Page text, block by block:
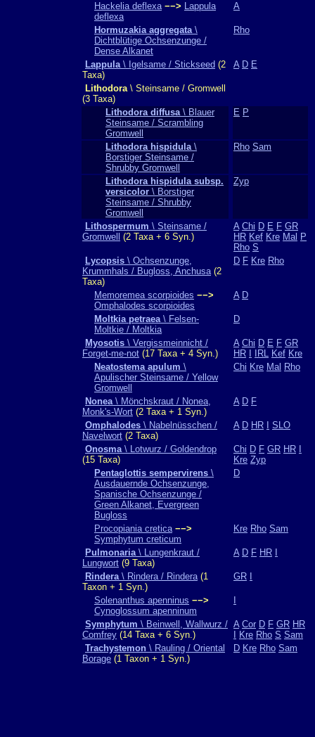
Hackelia deflexa −−> Lappula
deflexa
A
Hormuzakia aggregata\
Dichtblütige Ochsenzunge /
Dense Alkanet
Rho
Lappula\ Igelsame / Stickseed (2
Taxa)
A D E
Lithodora\ Steinsame / Gromwell
(3 Taxa)
Lithodora diffusa\ Blauer
Steinsame / Scrambling
Gromwell
E P
Lithodora hispidula\
Borstiger Steinsame /
Shrubby Gromwell
Rho Sam
Lithodora hispidula subsp.
versicolor \ Borstiger
Steinsame / Shrubby
Gromwell
Zyp
Lithospermum \ Steinsame /
Gromwell
(2 Taxa + 6 Syn.)
A Chi D E F GR
HR Kef Kre Mal P
Rho S
Lycopsis \ Ochsenzunge,
Krummhals / Bugloss, Anchusa(2
Taxa)
D F Kre Rho
Memoremea scorpioides −−>
Omphalodes scorpioides
A D
Moltkia petraea\ Felsen-
Moltkie / Moltkia
D
Myosotis \ Vergissmeinnicht /
Forget-me-not (17 Taxa + 4 Syn.)
A Chi D E F GR
HR
IRL Kef Kre
Neatostema apulum \
Apulischer Steinsame / Yellow
Gromwell
Chi Kre Mal Rho
Nonea\ Mönchskraut / Nonea,
Monk's-Wort (2 Taxa + 1 Syn.)
A D F
Omphalodes \ Nabelnüsschen /
Navelwort (2 Taxa)
A D HR SLO
Onosma\ Lotwurz / Goldendrop
(15 Taxa)
Chi D F GR HR
Kre Zyp
Pentaglottis sempervirens \
Ausdauernde Ochsenzunge,
Spanische Ochsenzunge /
Green Alkanet, Evergreen
Bugloss
D
Procopiania cretica −−>
Symphytum creticum
Kre Rho Sam
Pulmonaria\ Lungenkraut /
Lungwort (9 Taxa)
A D F HR
Rindera\ Rindera / Rindera(1
Taxon + 1 Syn.)
GR
Solenanthus apenninus −−>
Cynoglossum apenninum
Symphytum \ Beinwell, Wallwurz /
Comfrey (14 Taxa + 6 Syn.)
A Cor D F GR HR
Kre Rho S Sam
Trachystemon \ Rauling / Oriental
Borage (1 Taxon + 1 Syn.)
D Kre Rho Sam